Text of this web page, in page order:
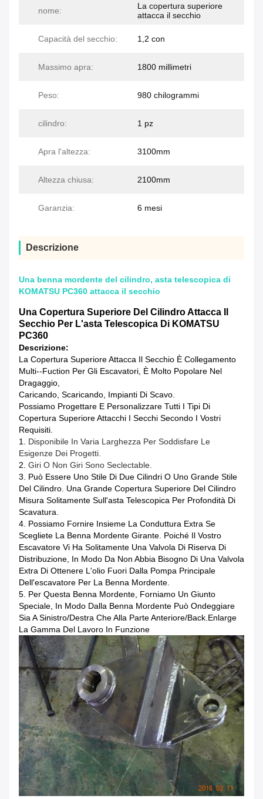
nome:
La copertura superiore
attacca il secchio
Capacità del secchio: 1,2 con
Massimo apra: 1800 millimetri
Peso: 980 chilogrammi
cilindro: 1 pz
Apra l'altezza: 3100mm
Altezza chiusa: 2100mm
Garanzia: 6 mesi
Descrizione
Una benna mordente del cilindro, asta telescopica di
KOMATSU PC360 attacca il secchio
Una Copertura Superiore Del Cilindro Attacca Il
Secchio Per L'asta Telescopica Di KOMATSU
PC360
Descrizione:
La Copertura Superiore Attacca Il Secchio È Collegamento
Multi--fuction Per Gli Escavatori, È Molto Popolare Nel
Dragaggio,
Caricando, Scaricando, Impianti Di Scavo.
Possiamo Progettare E Personalizzare Tutti I Tipi Di
Copertura Superiore Attacchi I Secchi Secondo I Vostri
Requisiti.
1. Disponibile In Varia Larghezza Per Soddisfare Le
Esigenze Dei Progetti.
2. Giri O Non Giri Sono Seclectable.
3. Può Essere Uno Stile Di Due Cilindri O Uno Grande Stile
Del Cilindro. Una Grande Copertura Superiore Del Cilindro
Misura Solitamente Sull'asta Telescopica Per Profondità Di
Scavatura.
4. Possiamo Fornire Insieme La Conduttura Extra Se
Scegliete La Benna Mordente Girante. Poiché Il Vostro
Escavatore Vi Ha Solitamente Una Valvola Di Riserva Di
Distribuzione, In Modo Da Non Abbia Bisogno Di Una Valvola
Extra Di Ottenere L'olio Fuori Dalla Pompa Principale
Dell'escavatore Per La Benna Mordente.
5. Per Questa Benna Mordente, Forniamo Un Giunto
Speciale, In Modo Dalla Benna Mordente Può Ondeggiare
Sia A Sinistro/destra Che Alla Parte Anteriore/Back.Enlarge
La Gamma Del Lavoro In Funzione